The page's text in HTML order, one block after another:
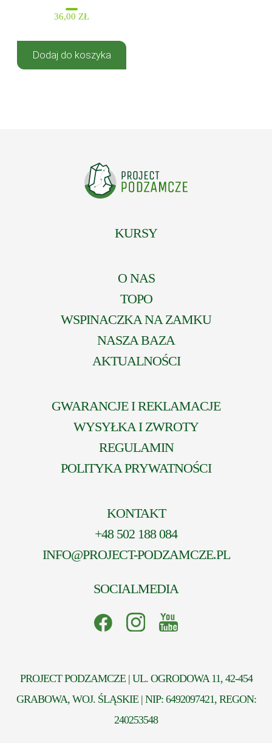
36,00 ZŁ
Dodaj do koszyka
KURSY
O NAS
TOPO
WSPINACZKA NA ZAMKU
NASZA BAZA
AKTUALNOŚCI
GWARANCJE I REKLAMACJE
WYSYŁKA I ZWROTY
REGULAMIN
POLITYKA PRYWATNOŚCI
KONTAKT
+48 502 188 084
INFO@PROJECT-PODZAMCZE.PL
SOCIALMEDIA
PROJECT PODZAMCZE | UL. OGRODOWA 11, 42-454
GRABOWA, WOJ. ŚLĄSKIE | NIP: 6492097421, REGON:
240253548